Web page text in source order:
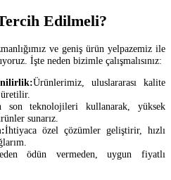
Edilmeli?
ve geniş ürün yelpazemiz ile
İşte neden bizimle çalışmalısınız:
Ürünlerimiz, uluslararası kalite
üretilir.
son teknolojileri kullanarak, yüksek
sunarız.
İhtiyaca özel çözümler geliştirir, hızlı
ödün vermeden, uygun fiyatlı